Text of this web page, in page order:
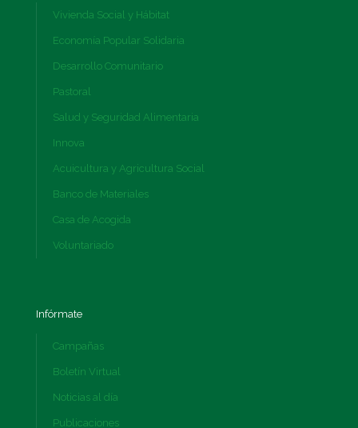
Vivienda Social y Hábitat
Economía Popular Solidaria
Desarrollo Comunitario
Pastoral
Salud y Seguridad Alimentaria
Innova
Acuicultura y Agricultura Social
Banco de Materiales
Casa de Acogida
Voluntariado
Infórmate
Campañas
Boletín Virtual
Noticias al día
Publicaciones